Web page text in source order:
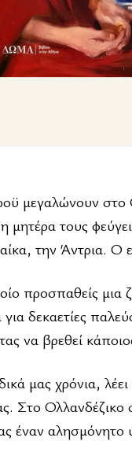
μεγαλώνουν στο
μητέρα τους
την Άντρια. Ο
προσπαθείς μια
δεκαετίες
να βρεθεί
μας χρόνια,
Στο Ολλανδέζικο
έναν